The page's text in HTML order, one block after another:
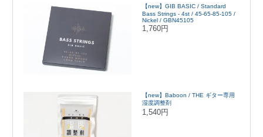
【new】GIB BASIC / Standard
Bass Strings - 4st / 45-65-85-105 /
Nickel / GBN45105
1,760円
【new】Baboon / THE ギター専用
湿度調整剤
1,540円